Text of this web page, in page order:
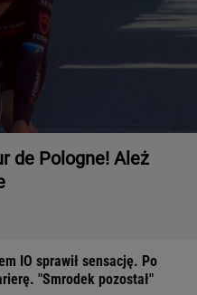
de Pologne! Ależ
IO sprawił sensację. Po
"Smrodek pozostał"